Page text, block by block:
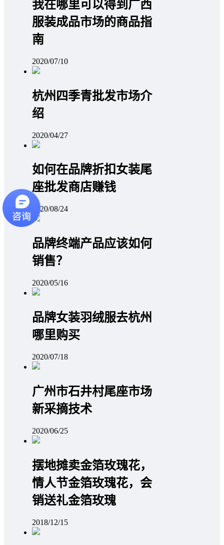
我在哪里可以得到广西
服装成品市场的商品指
南
2020/07/10
杭州四季青批发市场介
绍
2020/04/27
如何在品牌折扣女装尾
座批发商店赚钱
2020/08/24
品牌终端产品应该如何
销售？
2020/05/16
品牌女装羽绒服去杭州
哪里购买
2020/07/18
广州市石井村尾座市场
新采摘技术
2020/06/25
摆地摊卖金箔玫瑰花，
情人节金箔玫瑰花，会
销送礼金箔玫瑰
2018/12/15